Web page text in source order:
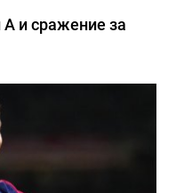
А и сражение за